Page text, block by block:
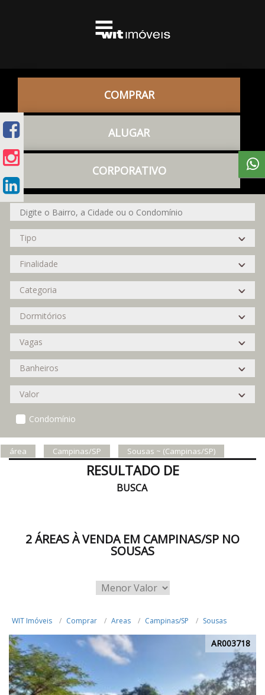
COMPRAR
ALUGAR
CORPORATIVO
Condomínio
área Campinas/SP Sousas ~ (Campinas/SP)
RESULTADO DE
BUSCA
2 ÁREAS À VENDA EM CAMPINAS/SP NO
SOUSAS
WIT Imóveis Comprar Areas Campinas/SP Sousas
AR003718